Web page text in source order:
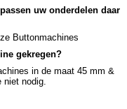
uw onderdelen daar
Buttonmachines
gekregen?
in de maat 45 mm &
niet nodig.